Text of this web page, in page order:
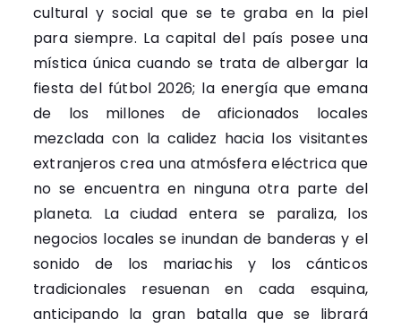
cultural y social que se te graba en la piel
para siempre. La capital del país posee una
mística única cuando se trata de albergar la
fiesta del fútbol 2026; la energía que emana
de los millones de aficionados locales
mezclada con la calidez hacia los visitantes
extranjeros crea una atmósfera eléctrica que
no se encuentra en ninguna otra parte del
planeta. La ciudad entera se paraliza, los
negocios locales se inundan de banderas y el
sonido de los mariachis y los cánticos
tradicionales resuenan en cada esquina,
anticipando la gran batalla que se librará